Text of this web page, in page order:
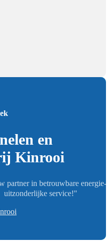
en
Kinrooi
partner in betrouwbare energie-
uitzonderlijke service!"